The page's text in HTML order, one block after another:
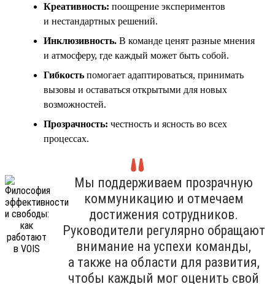
Креативность: поощрение экспериментов
и нестандартных решений.
Инклюзивность. В команде ценят разные мнения
и атмосферу, где каждый может быть собой.
Гибкость помогает адаптироваться, принимать
вызовы и оставаться открытыми для новых
возможностей.
Прозрачность: честность и ясность во всех
процессах.
Мы поддерживаем прозрачную
коммуникацию и отмечаем
достижения сотрудников.
Руководители регулярно обращают
внимание на успехи команды,
а также на области для развития,
чтобы каждый мог оценить свой